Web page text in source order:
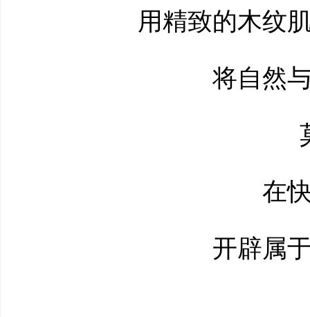
用精致的木纹肌
将自然与
莫
在快
开辟属于